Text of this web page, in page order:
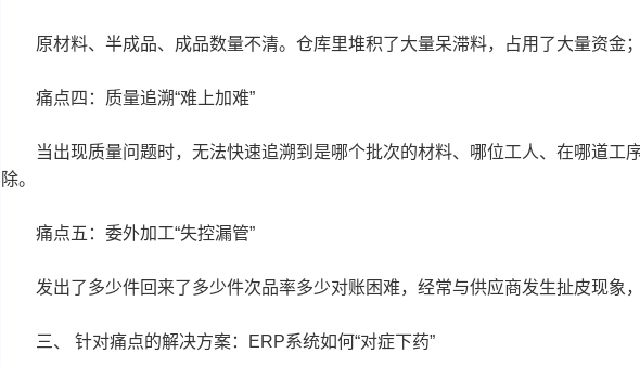
原材料、半成品、成品数量不清。仓库里堆积了大量呆滞料，占用了大量资金；
痛点四：质量追溯“难上加难”
当出现质量问题时，无法快速追溯到是哪个批次的材料、哪位工人、在哪道工
除。
痛点五：委外加工“失控漏管”
发出了多少件回来了多少件次品率多少对账困难，经常与供应商发生扯皮现象，
三、 针对痛点的解决方案：ERP系统如何“对症下药”